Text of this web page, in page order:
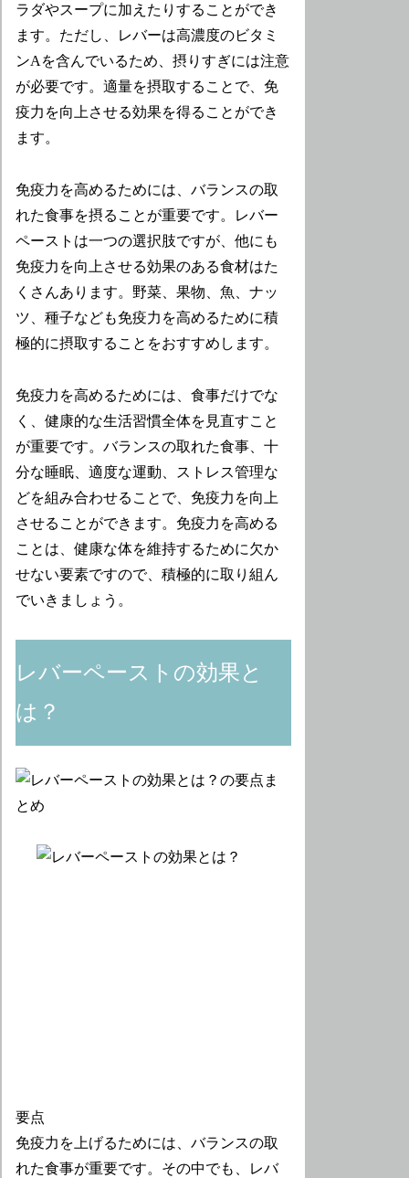
ラダやスープに加えたりすることができ
ます。ただし、レバーは高濃度のビタミ
ンAを含んでいるため、摂りすぎには注意
が必要です。適量を摂取することで、免
疫力を向上させる効果を得ることができ
ます。
免疫力を高めるためには、バランスの取
れた食事を摂ることが重要です。レバー
ペーストは一つの選択肢ですが、他にも
免疫力を向上させる効果のある食材はた
くさんあります。野菜、果物、魚、ナッ
ツ、種子なども免疫力を高めるために積
極的に摂取することをおすすめします。
免疫力を高めるためには、食事だけでな
く、健康的な生活習慣全体を見直すこと
が重要です。バランスの取れた食事、十
分な睡眠、適度な運動、ストレス管理な
どを組み合わせることで、免疫力を向上
させることができます。免疫力を高める
ことは、健康な体を維持するために欠か
せない要素ですので、積極的に取り組ん
でいきましょう。
レバーペーストの効果と
は？
要点
免疫力を上げるためには、バランスの取
れた食事が重要です。その中でも、レバ